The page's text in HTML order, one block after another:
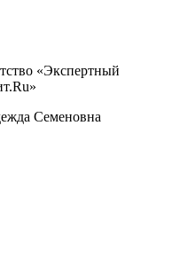
«Экспертный
Семеновна